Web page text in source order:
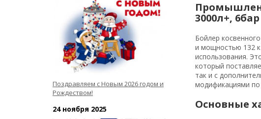
3000л+, 6бар
Бойлер
и мощностью 132
использования.
который
так и с
модификациями по
Основные
Поздравляем с Новым 2026 годом и
Рождеством!
24 ноября 2025